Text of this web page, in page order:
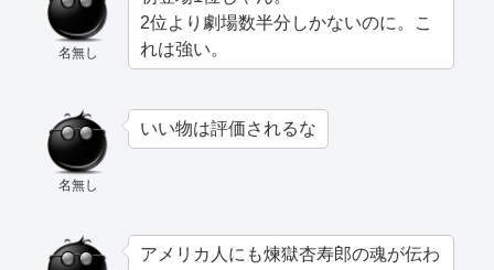
名無し
2位より劇場数半分しかないのに。こ
れは強い。
名無し
いい物は評価されるな
アメリカ人にも煉獄杏寿郎の魂が伝わ